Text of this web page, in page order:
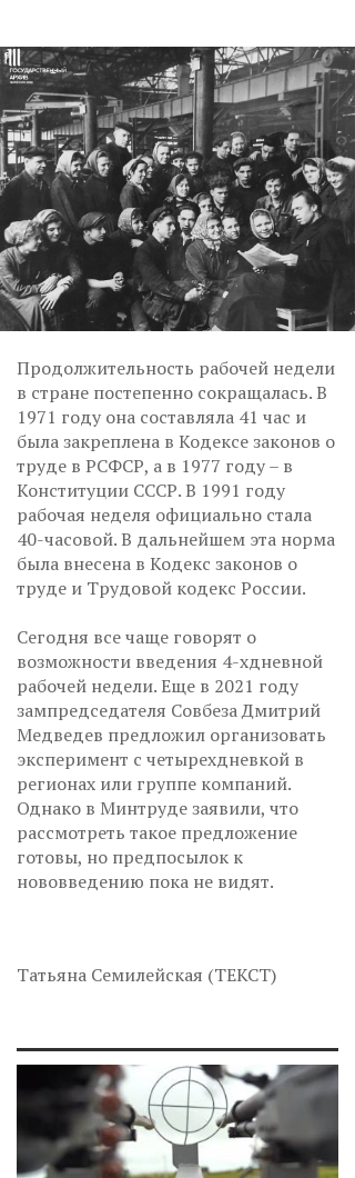
Продолжительность рабочей недели
в стране постепенно сокращалась. В
1971 году она составляла 41 час и
была закреплена в Кодексе законов о
труде в РСФСР, а в 1977 году – в
Конституции СССР. В 1991 году
рабочая неделя официально стала
40-часовой. В дальнейшем эта норма
была внесена в Кодекс законов о
труде и Трудовой кодекс России.
Сегодня все чаще говорят о
возможности введения 4-хдневной
рабочей недели. Еще в 2021 году
зампредседателя Совбеза Дмитрий
Медведев предложил организовать
эксперимент с четырехдневкой в
регионах или группе компаний.
Однако в Минтруде заявили, что
рассмотреть такое предложение
готовы, но предпосылок к
нововведению пока не видят.
Татьяна Семилейская (ТЕКСТ)